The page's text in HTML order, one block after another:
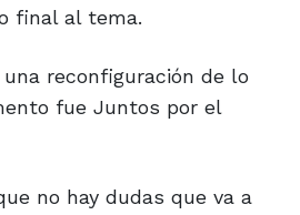
final al tema.
reconfiguración de lo
fue Juntos por el
no hay dudas que va a